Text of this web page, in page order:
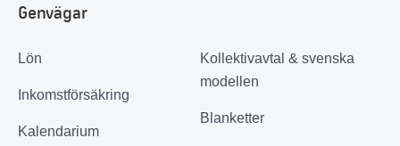
Genvägar
Lön
Inkomstförsäkring
Kalendarium
Kollektivavtal & svenska
modellen
Blanketter